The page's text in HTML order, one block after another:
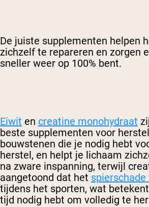
De juiste supplementen helpen
zichzelf te repareren en zorgen
sneller weer op 100% bent.
Eiwit en creatine monohydraat
beste supplementen voor
bouwstenen die je nodig hebt
herstel, en helpt je lichaam
na zware inspanning, terwijl
aangetoond dat het
tijdens het sporten, wat
tijd nodig hebt om volledig te